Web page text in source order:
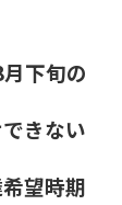
下旬の
きない
望時期